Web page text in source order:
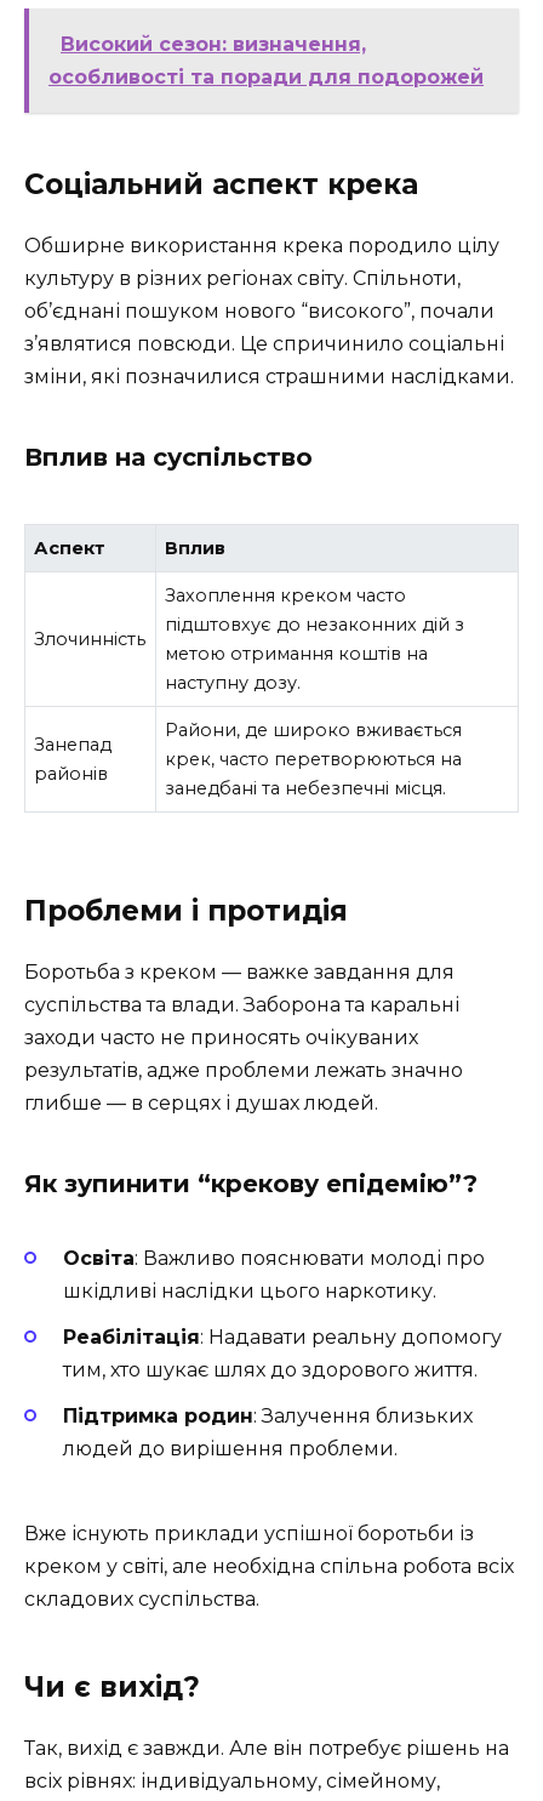
Високий сезон: визначення,
особливості та поради для подорожей
Соціальний аспект крека
Обширне використання крека породило цілу
культуру в різних регіонах світу. Спільноти,
об’єднані пошуком нового “високого”, почали
з’являтися повсюди. Це спричинило соціальні
зміни, які позначилися страшними наслідками.
Вплив на суспільство
Аспект Вплив
Злочинність
Захоплення креком часто
підштовхує до незаконних дій з
метою отримання коштів на
наступну дозу.
Занепад
районів
Райони, де широко вживається
крек, часто перетворюються на
занедбані та небезпечні місця.
Проблеми і протидія
Боротьба з креком — важке завдання для
суспільства та влади. Заборона та каральні
заходи часто не приносять очікуваних
результатів, адже проблеми лежать значно
глибше — в серцях і душах людей.
Як зупинити “крекову епідемію”?
Освіта: Важливо пояснювати молоді про
шкідливі наслідки цього наркотику.
Реабілітація: Надавати реальну допомогу
тим, хто шукає шлях до здорового життя.
Підтримка родин: Залучення близьких
людей до вирішення проблеми.
Вже існують приклади успішної боротьби із
креком у світі, але необхідна спільна робота всіх
складових суспільства.
Чи є вихід?
Так, вихід є завжди. Але він потребує рішень на
всіх рівнях: індивідуальному, сімейному,